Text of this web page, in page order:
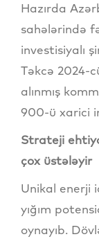
Hazırda
sahələrində
investisiyalı
Təkcə 2024-
alınmış
900-ü xarici
Strateji
çox üstələyir
Unikal enerji
yığım
oynayıb.